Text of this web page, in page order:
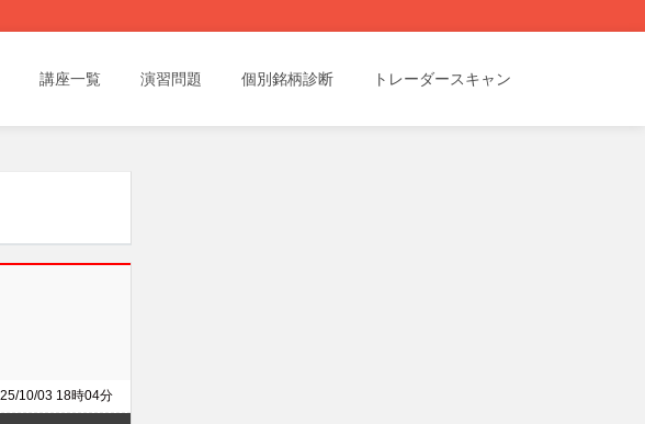
講座一覧 演習問題 個別銘柄診断 トレーダースキャン
10/03 18時04分